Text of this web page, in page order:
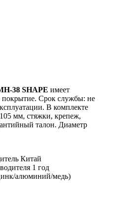
38 SHAPE имеет
покрытие. Срок службы: не
В комплекте
мм, стяжки, крепеж,
талон. Диаметр
Китай
1 год
алюминий/медь)